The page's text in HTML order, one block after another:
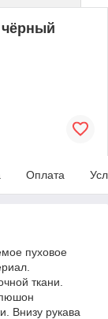
чёрный
Оплата
пуховое
ткани.
Внизу рукава